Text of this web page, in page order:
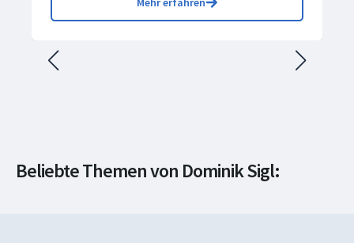
Beliebte Themen von Dominik Sigl:
IT-Security